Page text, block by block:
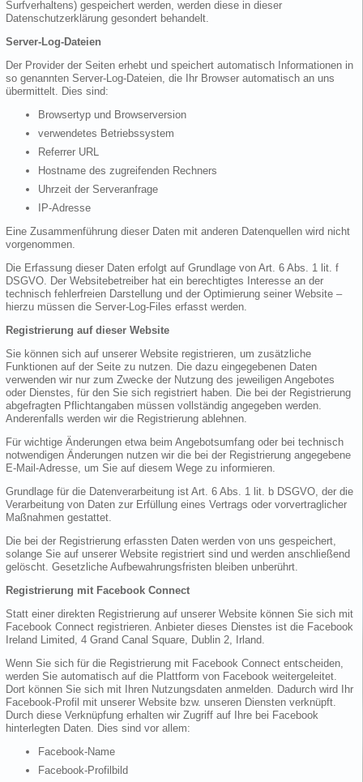
Surfverhaltens) gespeichert werden, werden diese in dieser
Datenschutzerklärung gesondert behandelt.
Server-Log-Dateien
Der Provider der Seiten erhebt und speichert automatisch Informationen in
so genannten Server-Log-Dateien, die Ihr Browser automatisch an uns
übermittelt. Dies sind:
Browsertyp und Browserversion
verwendetes Betriebssystem
Referrer URL
Hostname des zugreifenden Rechners
Uhrzeit der Serveranfrage
IP-Adresse
Eine Zusammenführung dieser Daten mit anderen Datenquellen wird nicht
vorgenommen.
Die Erfassung dieser Daten erfolgt auf Grundlage von Art. 6 Abs. 1 lit. f
DSGVO. Der Websitebetreiber hat ein berechtigtes Interesse an der
technisch fehlerfreien Darstellung und der Optimierung seiner Website –
hierzu müssen die Server-Log-Files erfasst werden.
Registrierung auf dieser Website
Sie können sich auf unserer Website registrieren, um zusätzliche
Funktionen auf der Seite zu nutzen. Die dazu eingegebenen Daten
verwenden wir nur zum Zwecke der Nutzung des jeweiligen Angebotes
oder Dienstes, für den Sie sich registriert haben. Die bei der Registrierung
abgefragten Pflichtangaben müssen vollständig angegeben werden.
Anderenfalls werden wir die Registrierung ablehnen.
Für wichtige Änderungen etwa beim Angebotsumfang oder bei technisch
notwendigen Änderungen nutzen wir die bei der Registrierung angegebene
E-Mail-Adresse, um Sie auf diesem Wege zu informieren.
Grundlage für die Datenverarbeitung ist Art. 6 Abs. 1 lit. b DSGVO, der die
Verarbeitung von Daten zur Erfüllung eines Vertrags oder vorvertraglicher
Maßnahmen gestattet.
Die bei der Registrierung erfassten Daten werden von uns gespeichert,
solange Sie auf unserer Website registriert sind und werden anschließend
gelöscht. Gesetzliche Aufbewahrungsfristen bleiben unberührt.
Registrierung mit Facebook Connect
Statt einer direkten Registrierung auf unserer Website können Sie sich mit
Facebook Connect registrieren. Anbieter dieses Dienstes ist die Facebook
Ireland Limited, 4 Grand Canal Square, Dublin 2, Irland.
Wenn Sie sich für die Registrierung mit Facebook Connect entscheiden,
werden Sie automatisch auf die Plattform von Facebook weitergeleitet.
Dort können Sie sich mit Ihren Nutzungsdaten anmelden. Dadurch wird Ihr
Facebook-Profil mit unserer Website bzw. unseren Diensten verknüpft.
Durch diese Verknüpfung erhalten wir Zugriff auf Ihre bei Facebook
hinterlegten Daten. Dies sind vor allem:
Facebook-Name
Facebook-Profilbild